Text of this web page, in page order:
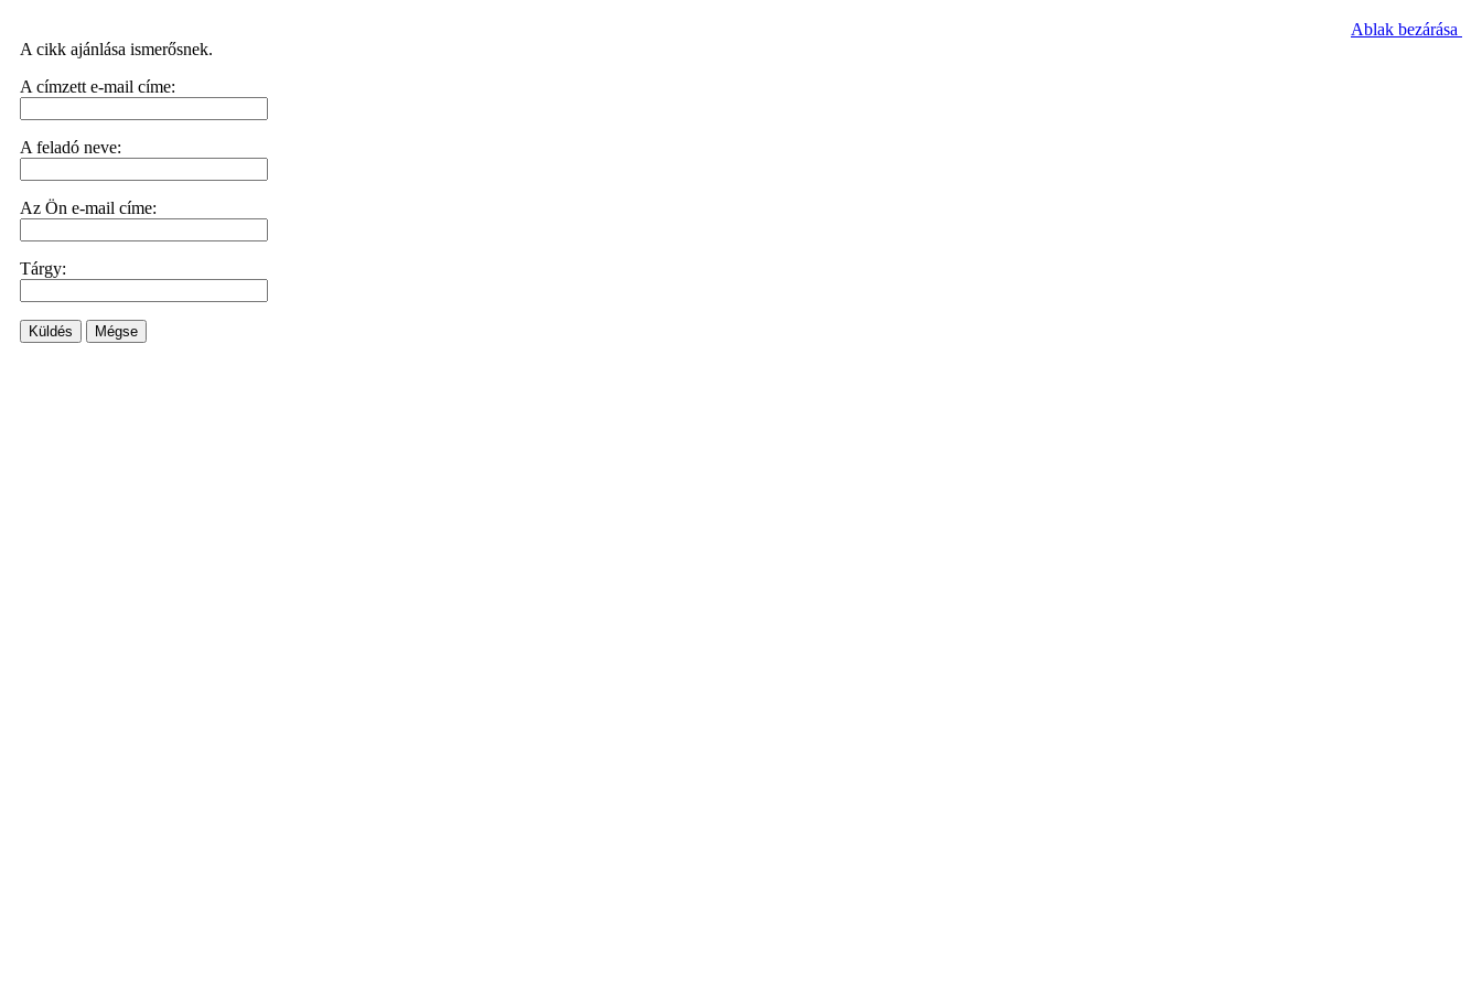
Ablak bezárása
A cikk ajánlása ismerősnek.
A címzett e-mail címe:
A feladó neve:
Az Ön e-mail címe:
Tárgy:
Küldés Mégse